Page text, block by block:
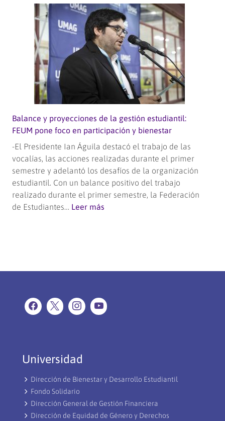
obtuvo
grado
de
Doctor
con
investigación
sobre
el
uso
tecnologías
digitales
en
la
educación
de
Magallanes
Balance y proyecciones de la gestión estudiantil:
FEUM pone foco en participación y bienestar
-El Presidente Ian Águila destacó el trabajo de las
vocalías, las acciones realizadas durante el primer
semestre y adelantó los desafíos de la organización
estudiantil. Con un balance positivo del trabajo
realizado durante el primer semestre, la Federación
de Estudiantes… Leer más
FEUM
pone
bienestar
Universidad
Dirección de Bienestar y Desarrollo Estudiantil
Fondo Solidario
Dirección General de Gestión Financiera
Dirección de Equidad de Género y Derechos